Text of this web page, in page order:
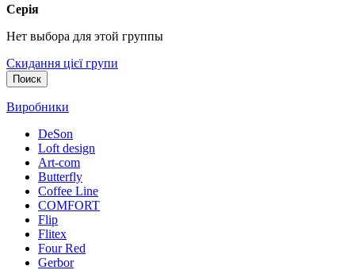
Серія
Нет выбора для этой группы
Скидання цієї групи
Поиск
Виробники
DeSon
Loft design
Art-com
Butterfly
Coffee Line
COMFORT
Flip
Flitex
Four Red
Gerbor